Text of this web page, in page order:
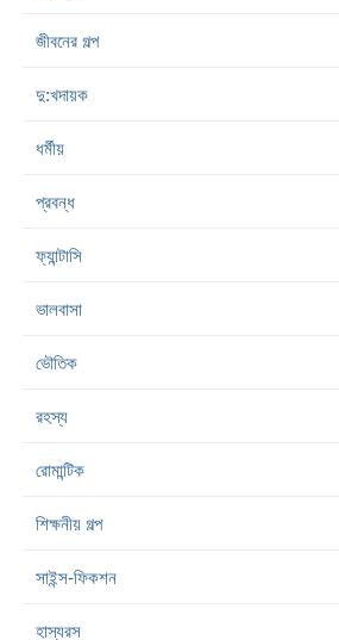
জীবনের গল্প
দু:খদায়ক
ধর্মীয়
প্রবন্ধ
ফ্যান্টাসি
ভালবাসা
ভৌতিক
রহস্য
রোমান্টিক
শিক্ষনীয় গল্প
সাইন্স-ফিকশন
হাস্যরস